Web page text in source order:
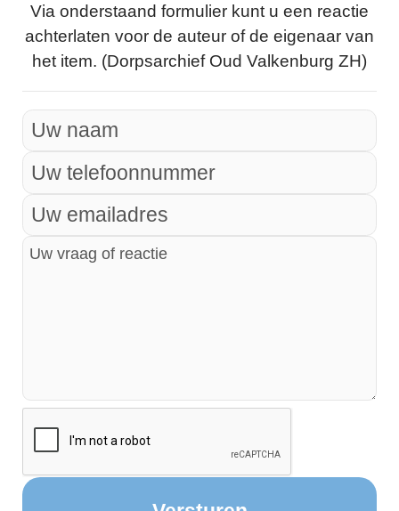
Via onderstaand formulier kunt u een reactie
achterlaten voor de auteur of de eigenaar van
het item. (Dorpsarchief Oud Valkenburg ZH)